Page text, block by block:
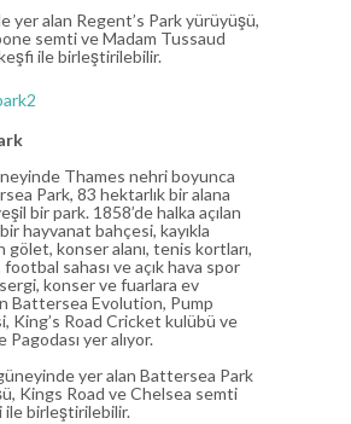
yer alan Regent’s Park yürüyüşü,
semti ve Madam Tussaud
ile birleştirilebilir.
Thames nehri boyunca
Park, 83 hektarlık bir alana
bir park. 1858’de halka açılan
hayvanat bahçesi, kayıkla
gölet, konser alanı, tenis kortları,
sahası ve açık hava spor
konser ve fuarlara ev
Battersea Evolution, Pump
King’s Road Cricket kulübü ve
yer alıyor.
yer alan Battersea Park
Kings Road ve Chelsea semti
ile birleştirilebilir.